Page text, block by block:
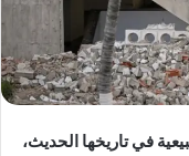
في تاريخها الحديث،